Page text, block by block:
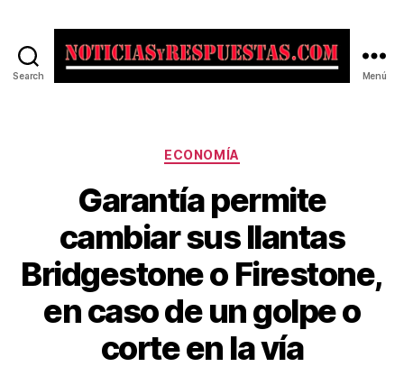
Search Menú
Categorías
ECONOMÍA
Garantía permite
cambiar sus llantas
Bridgestone o Firestone,
en caso de un golpe o
corte en la vía